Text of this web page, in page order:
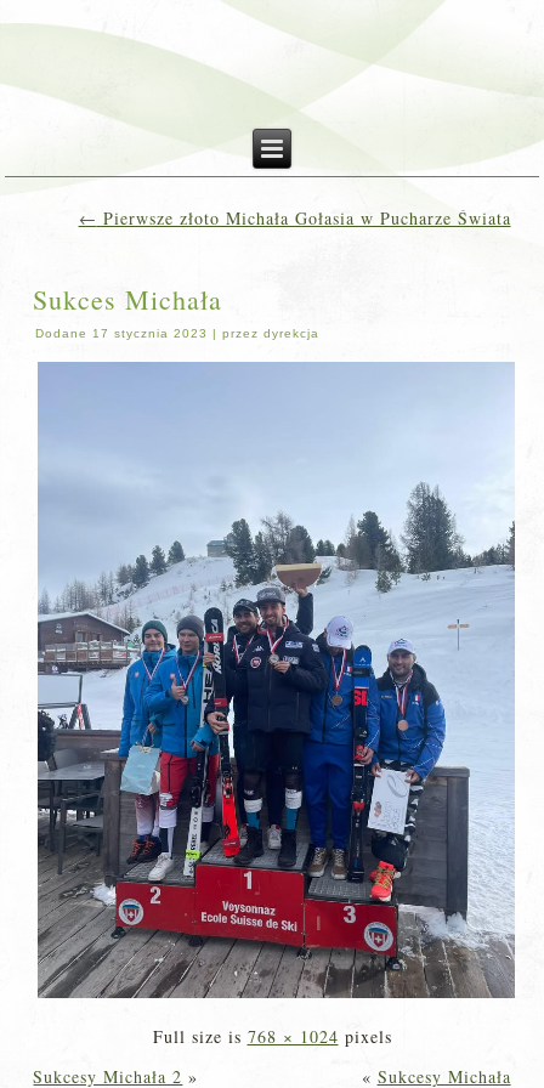
← Pierwsze złoto Michała Gołasia w Pucharze Świata
Sukces Michała
Dodane 17 stycznia 2023 |przez dyrekcja
Full size is 768 × 1024 pixels
Sukcesy Michała 2 » « Sukcesy Michała